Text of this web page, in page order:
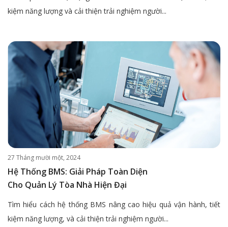
kiệm năng lượng và cải thiện trải nghiệm người...
27 Tháng mười một, 2024
Hệ Thống BMS: Giải Pháp Toàn Diện
Cho Quản Lý Tòa Nhà Hiện Đại
Tìm hiểu cách hệ thống BMS nâng cao hiệu quả vận hành, tiết
kiệm năng lượng, và cải thiện trải nghiệm người...